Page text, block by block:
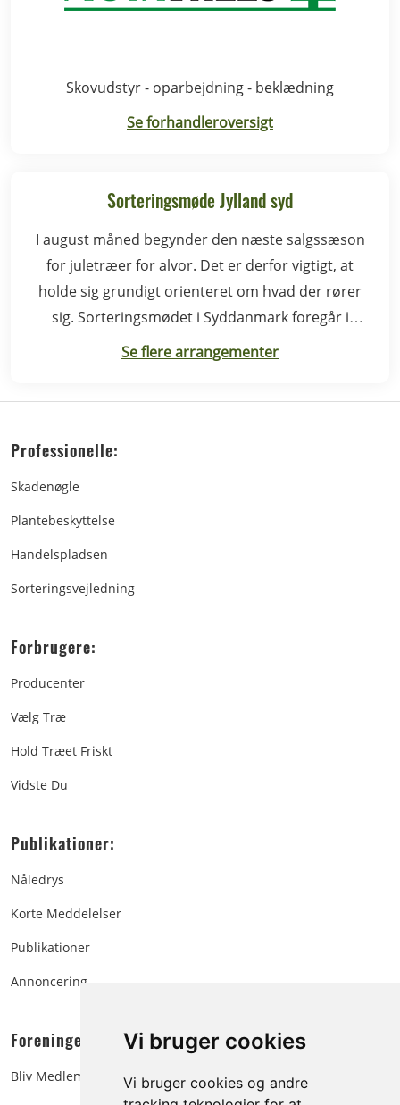
Vi bruger cookies
Vi bruger cookies og andre
Skovudstyr - oparbejdning - beklædning
Se forhandleroversigt
Sorteringsmøde Jylland syd
I august måned begynder den næste salgssæson
for juletræer for alvor. Det er derfor vigtigt, at
holde sig grundigt orienteret om hvad der rører
sig. Sorteringsmødet i Syddanmark foregår i
Se flere arrangementer
Professionelle:
Skadenøgle
Plantebeskyttelse
Handelspladsen
Sorteringsvejledning
Forbrugere:
Producenter
Vælg Træ
Hold Træet Friskt
Vidste Du
Publikationer:
Nåledrys
Korte Meddelelser
Publikationer
Annoncering
Foreningen:
Bliv Medlem